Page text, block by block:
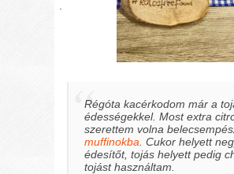
Régóta kacérkodom már a
édességekkel. Most extra
szerettem volna
muffinokba . Cukor helyett
édesítőt, tojás helyett pedig
tojást használtam.